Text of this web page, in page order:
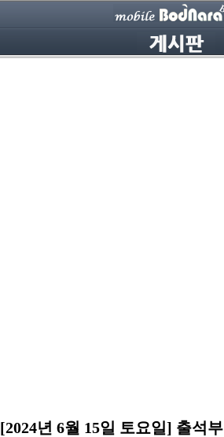
[2024년 6월 15일 토요일] 출석부